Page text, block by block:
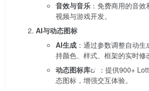
音效与音乐 ：免费商用的音
视频与游戏开发。
AI与动态图标
AI生成 ：通过参数调整自动
持颜色、样式、框架的实时修
动态图标库
：提供900+
态图标，增强交互体验。